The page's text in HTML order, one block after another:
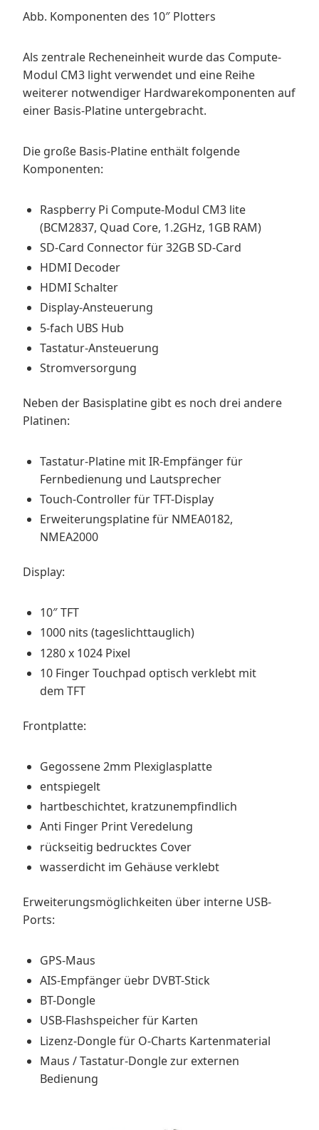
Abb. Komponenten des 10″ Plotters
Als zentrale Recheneinheit wurde das Compute-
Modul CM3 light verwendet und eine Reihe
weiterer notwendiger Hardwarekomponenten auf
einer Basis-Platine untergebracht.
Die große Basis-Platine enthält folgende
Komponenten:
Raspberry Pi Compute-Modul CM3 lite
(BCM2837, Quad Core, 1.2GHz, 1GB RAM)
SD-Card Connector für 32GB SD-Card
HDMI Decoder
HDMI Schalter
Display-Ansteuerung
5-fach UBS Hub
Tastatur-Ansteuerung
Stromversorgung
Neben der Basisplatine gibt es noch drei andere
Platinen:
Tastatur-Platine mit IR-Empfänger für
Fernbedienung und Lautsprecher
Touch-Controller für TFT-Display
Erweiterungsplatine für NMEA0182,
NMEA2000
Display:
10″ TFT
1000 nits (tageslichttauglich)
1280 x 1024 Pixel
10 Finger Touchpad optisch verklebt mit
dem TFT
Frontplatte:
Gegossene 2mm Plexiglasplatte
entspiegelt
hartbeschichtet, kratzunempfindlich
Anti Finger Print Veredelung
rückseitig bedrucktes Cover
wasserdicht im Gehäuse verklebt
Erweiterungsmöglichkeiten über interne USB-
Ports:
GPS-Maus
AIS-Empfänger üebr DVBT-Stick
BT-Dongle
USB-Flashspeicher für Karten
Lizenz-Dongle für O-Charts Kartenmaterial
Maus / Tastatur-Dongle zur externen
Bedienung